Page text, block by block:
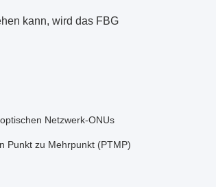
kann, wird das FBG
Netzwerk-ONUs
Punkt zu Mehrpunkt (PTMP)